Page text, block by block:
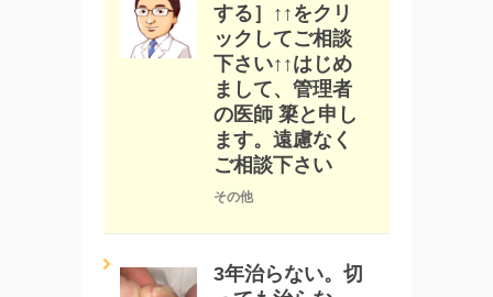
する］↑↑をクリ
ックしてご相談
下さい↑↑はじめ
まして、管理者
の医師 簗と申し
ます。遠慮なく
ご相談下さい
その他
3年治らない。切